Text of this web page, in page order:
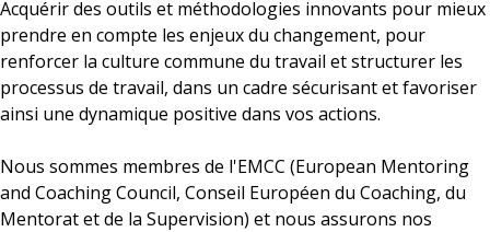
Acquérir des outils et méthodologies innovants pour mieux
prendre en compte les enjeux du changement, pour
renforcer la culture commune du travail et structurer les
processus de travail, dans un cadre sécurisant et favoriser
ainsi une dynamique positive dans vos actions.
Nous sommes membres de l'EMCC (European Mentoring
and Coaching Council, Conseil Européen du Coaching, du
Mentorat et de la Supervision) et nous assurons nos